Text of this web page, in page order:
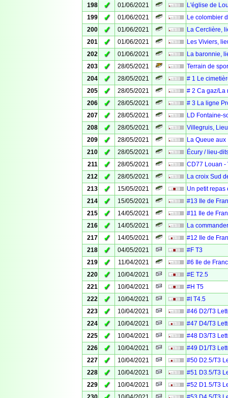
198
✓ 01/06/2021
L'église de
199
✓ 01/06/2021
Le colombier
200
✓ 01/06/2021
La Cerclière,
201
✓ 01/06/2021
Les Viviers,
202
✓ 01/06/2021
La baronnie,
203
✓ 28/05/2021
Terrain de
204
✓ 28/05/2021
# 1 Le
205
✓ 28/05/2021
# 2 Ca gaz/La
206
✓ 28/05/2021
# 3 La ligne
207
✓ 28/05/2021
LD Fontaine-
208
✓ 28/05/2021
Villegruis,
209
✓ 28/05/2021
La Queue
210
✓ 28/05/2021
Écury / lieu-
211
✓ 28/05/2021
CD77 Louan -
212
✓ 28/05/2021
La croix Sud
213
✓ 15/05/2021
Un petit repas
214
✓ 15/05/2021
#13 Ile de
215
✓ 14/05/2021
#11 Ile de
216
✓ 14/05/2021
La
217
✓ 14/05/2021
#12 Ile de
218
✓ 04/05/2021
#F T3
219
✓ 11/04/2021
#6 Ile de
220
✓ 10/04/2021
#E T2.5
221
✓ 10/04/2021
#H T5
222
✓ 10/04/2021
#I T4.5
223
✓ 10/04/2021
#46 D2/T3
224
✓ 10/04/2021
#47 D4/T3
225
✓ 10/04/2021
#48 D3/T3
226
✓ 10/04/2021
#49 D1/T3
227
✓ 10/04/2021
#50 D2.5/T3
228
✓ 10/04/2021
#51 D3.5/T3
229
✓ 10/04/2021
#52 D1.5/T3